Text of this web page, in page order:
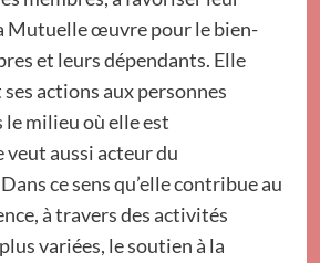
Mutuelle œuvre pour le bien-
et leurs dépendants. Elle
actions aux personnes
milieu où elle est
veut aussi acteur du
ce sens qu’elle contribue au
à travers des activités
variées, le soutien à la